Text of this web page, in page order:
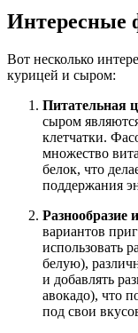
Интересные
Вот несколько
курицей и сыром:
Питательная
сыром
клетчатки.
множество
белок, что
поддержания
Разнообразие
вариантов
использовать
белую),
и добавлять
авокадо), что
под свои